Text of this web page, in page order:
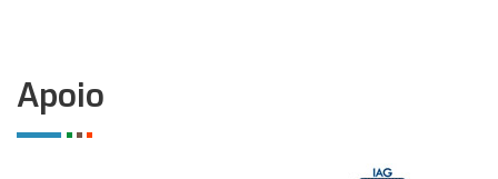
Apoio